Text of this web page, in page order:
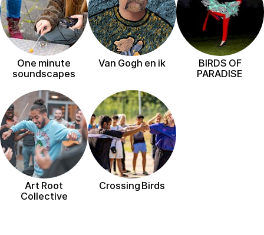
One minute
soundscapes
Van Gogh en ik
BIRDS OF
PARADISE
Art Root
Collective
Crossing Birds